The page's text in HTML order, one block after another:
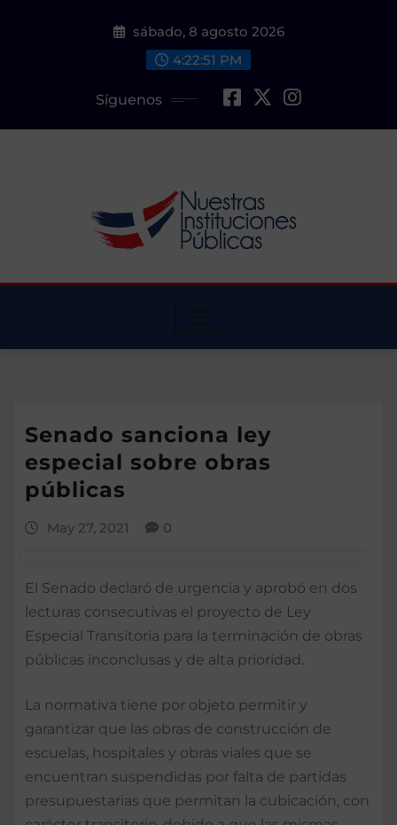
sábado, 8 agosto 2026
4:22:52 PM
Síguenos
Senado sanciona ley
especial sobre obras
públicas
May 27, 2021 0
El Senado declaró de urgencia y aprobó en dos
lecturas consecutivas el proyecto de Ley
Especial Transitoria para la terminación de obras
públicas inconclusas y de alta prioridad.
La normativa tiene por objeto permitir y
garantizar que las obras de construcción de
escuelas, hospitales y obras viales que se
encuentran suspendidas por falta de partidas
presupuestarias que permitan la cubicación, con